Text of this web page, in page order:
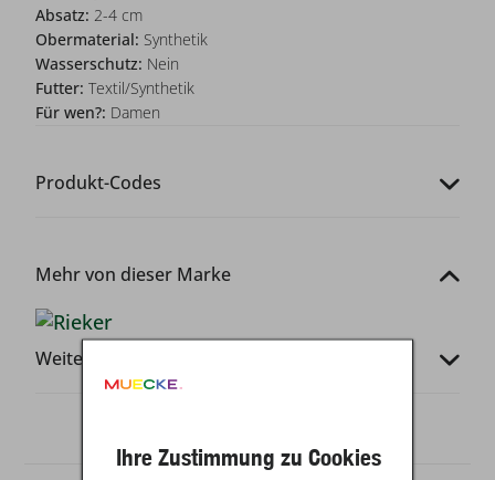
Absatz: 2-4 cm
Obermaterial: Synthetik
Wasserschutz: Nein
Futter: Textil/Synthetik
Für wen?: Damen
Produkt-Codes
Mehr von dieser Marke
Weitere Infos
Ihre Zustimmung zu Cookies